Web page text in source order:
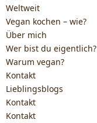
Weltweit
Vegan kochen – wie?
Über mich
Wer bist du eigentlich?
Warum vegan?
Kontakt
Lieblingsblogs
Kontakt
Kontakt